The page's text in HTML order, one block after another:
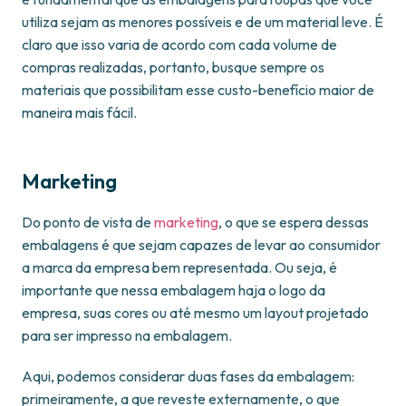
utiliza sejam as menores possíveis e de um material leve. É
claro que isso varia de acordo com cada volume de
compras realizadas, portanto, busque sempre os
materiais que possibilitam esse custo-benefício maior de
maneira mais fácil.
Marketing
Do ponto de vista demarketing, o que se espera dessas
embalagens é que sejam capazes de levar ao consumidor
a marca da empresa bem representada. Ou seja, é
importante que nessa embalagem haja o logo da
empresa, suas cores ou até mesmo um layout projetado
para ser impresso na embalagem.
Aqui, podemos considerar duas fases da embalagem:
primeiramente, a que reveste externamente, o que